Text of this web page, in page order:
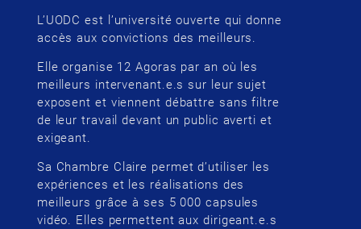
L’UODC est l’université ouverte qui donne
accès aux convictions des meilleurs.
Elle organise 12 Agoras par an où les
meilleurs intervenant.e.s sur leur sujet
exposent et viennent débattre sans filtre
de leur travail devant un public averti et
exigeant.
Sa Chambre Claire permet d’utiliser les
expériences et les réalisations des
meilleurs grâce à ses 5 000 capsules
vidéo. Elles permettent aux dirigeant.e.s